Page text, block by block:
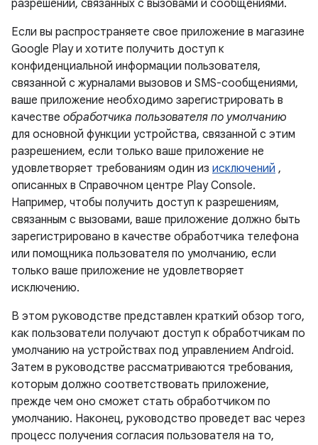
разрешений, связанных с вызовами и сообщениями.
Если вы распространяете свое приложение в магазине
Google Play и хотите получить доступ к
конфиденциальной информации пользователя,
связанной с журналами вызовов и SMS-сообщениями,
ваше приложение необходимо зарегистрировать в
качестве обработчика пользователя по умолчанию
для основной функции устройства, связанной с этим
разрешением, если только ваше приложение не
удовлетворяет требованиям один из исключений ,
описанных в Справочном центре Play Console.
Например, чтобы получить доступ к разрешениям,
связанным с вызовами, ваше приложение должно быть
зарегистрировано в качестве обработчика телефона
или помощника пользователя по умолчанию, если
только ваше приложение не удовлетворяет
исключению.
В этом руководстве представлен краткий обзор того,
как пользователи получают доступ к обработчикам по
умолчанию на устройствах под управлением Android.
Затем в руководстве рассматриваются требования,
которым должно соответствовать приложение,
прежде чем оно сможет стать обработчиком по
умолчанию. Наконец, руководство проведет вас через
процесс получения согласия пользователя на то,